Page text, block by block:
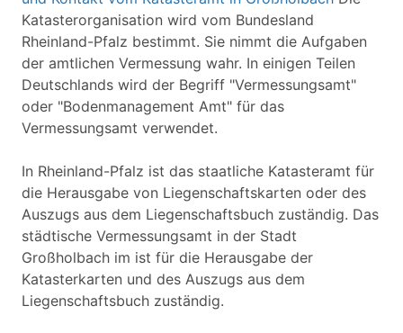
Katasterorganisation wird vom Bundesland
Rheinland-Pfalz bestimmt. Sie nimmt die Aufgaben
der amtlichen Vermessung wahr. In einigen Teilen
Deutschlands wird der Begriff "Vermessungsamt"
oder "Bodenmanagement Amt" für das
Vermessungsamt verwendet.
In Rheinland-Pfalz ist das staatliche Katasteramt für
die Herausgabe von Liegenschaftskarten oder des
Auszugs aus dem Liegenschaftsbuch zuständig. Das
städtische Vermessungsamt in der Stadt
Großholbach im ist für die Herausgabe der
Katasterkarten und des Auszugs aus dem
Liegenschaftsbuch zuständig.